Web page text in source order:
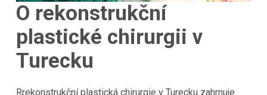
O rekonstrukční
plastické chirurgii v
Turecku
Rrekonstrukční plastická chirurgie v Turecku zahrnuje